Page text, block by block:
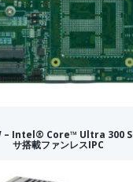
– Intel® Core™ Ultra 300
サ搭載ファンレスIPC